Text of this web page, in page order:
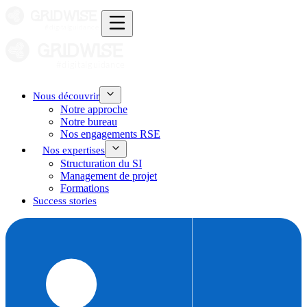
Nous découvrir
Notre approche
Notre bureau
Nos engagements RSE
Nos expertises
Structuration du SI
Management de projet
Formations
Success stories